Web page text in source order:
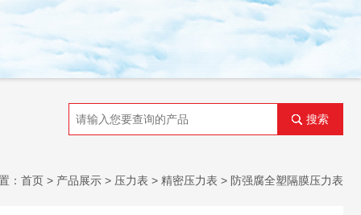
搜索
： 首页 > 产品展示 > 压力表 > 精密压力表 > 防强腐全塑隔膜压力表